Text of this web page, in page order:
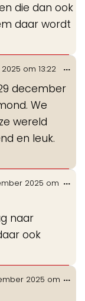
die dan ook
daar wordt
om 13:22
december
We
wereld
en leuk.
...
2025 om
naar
ook
...
2025 om ...